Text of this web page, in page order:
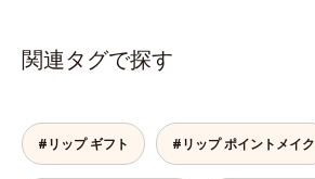
発色を叶える成分*4 ラウリルPEG‐
10トリス（トリメチルシロキシ）シ
て密着性を向上させ色持ちを叶える
成分
リームはべたつくから苦手」という
リップクリームに苦手意識を感じる
へと導きます。3種の植物性保湿成
分を組み合わせた「MULTI-３※」
関連タグで探す
#リップ ギフト #リップ ポイントメイク